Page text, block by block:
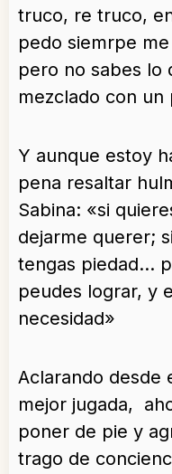
truco, re truco,
pedo siemrpe
pero no sabes lo
mezclado con
Y aunque estoy
pena resaltar
Sabina: «si
dejarme querer;
tengas piedad…
peudes lograr, y
necesidad»
Aclarando desde
mejor jugada,
poner de pie y
trago de